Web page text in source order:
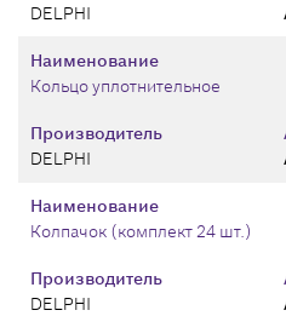
DELPHI
Производитель
DELPHI
Наименование
Кольцо уплотнительное
Производитель
DELPHI
Наименование
Колпачок (комплект 24 шт.)